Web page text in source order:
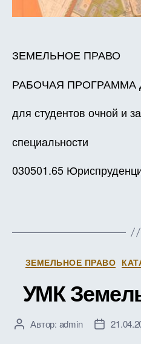
ЗЕМЕЛЬНОЕ ПРАВО
РАБОЧАЯ
для студентов очной и
специальности
030501.65
ЗЕМЕЛЬНОЕ ПРАВО
УМК
АвторАвтор: admin
Дата